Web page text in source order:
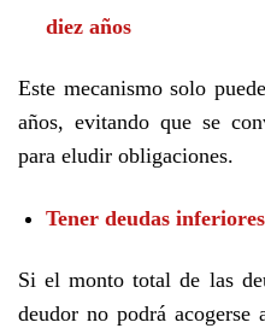
diez años
Este mecanismo solo
años, evitando que se
para eludir obligaciones.
Tener deudas
Si el monto total de las
deudor no podrá